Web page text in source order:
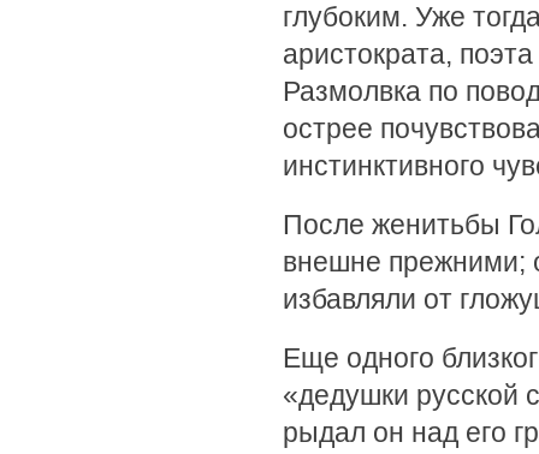
глубоким. Уже
аристократа,
Размолвка по
острее
инстинктивного
После женитьбы
внешне прежними;
избавляли от
Еще одного
«дедушки русской
рыдал он над его